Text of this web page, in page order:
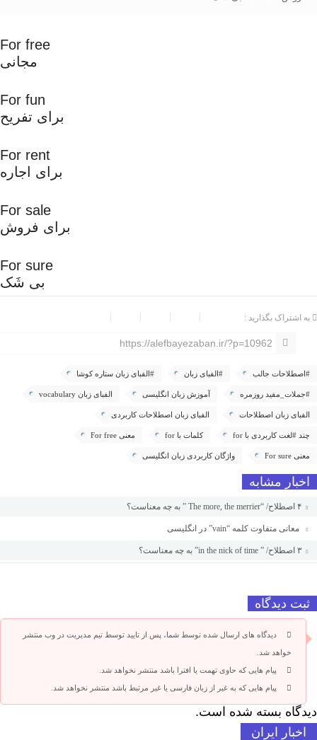
For free
مجانی
For fun
برای تفریح
For rent
برای اجاره
For sale
برای فروش
For sure
بی شَک
به اشتراک بگذارید :
https://alefbayezaban.ir/?p=10962
#اصطلاحات جالب #الفبای زبان #الفبای زبان ستاره کوشا
#جملات_مفید روزمره آموزش زبان انگلیسی الفبای زبان vocabulary
الفبای زبان اصطلاحات الفبای زبان اصطلاحات کاربردی
چند #لغت کاربردی با for کلمات با for معنی For free
معنی For sure واژگان کاربردی زبان انگلیسی
اخبار مشابه
۴ اصطلاح/ “The more, the merrier ” به چه معناست؟
معانی متفاوت کلمه “vain” در انگلیسی
۳ اصطلاح/ ” in the nick of time” به چه معناست؟
ثبت دیدگاه
دیدگاه های ارسال شده توسط شما، پس از تایید توسط تیم مدیریت در وب منتشر
خواهد شد.
پیام هایی که حاوی تهمت یا افترا باشد منتشر نخواهد شد.
پیام هایی که به غیر از زبان فارسی یا غیر مرتبط باشد منتشر نخواهد شد.
دیدگاه بسته شده است.
اخبار ایران